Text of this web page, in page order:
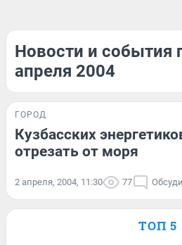
Новости и события
апреля 2004
ГОРОД
Кузбасских
отрезать от моря
2 апреля, 2004, 11:30 77
ТОП 5